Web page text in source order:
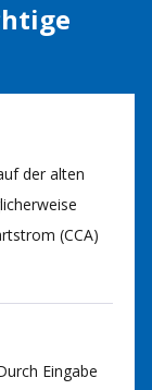
der alten
(CCA)
Eingabe